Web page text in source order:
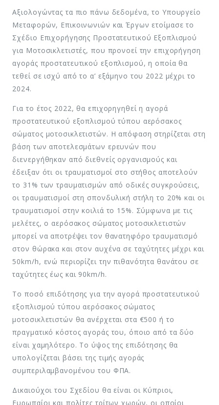
Αξιολογώντας τα πιο πάνω δεδομένα, το Υπουργείο
Μεταφορών, Επικοινωνιών και Έργων ετοίμασε το
Σχέδιο Επιχορήγησης Προστατευτικού Εξοπλισμού
για Μοτοσικλετιστές, που προνοεί την επιχορήγηση
αγοράς προστατευτικού εξοπλισμού, η οποία θα
τεθεί σε ισχύ από το α’ εξάμηνο του 2022 μέχρι το
2024.
Για το έτος 2022, θα επιχορηγηθεί η αγορά
προστατευτικού εξοπλισμού τύπου αερόσακος
σώματος μοτοσικλετιστών. Η απόφαση στηρίζεται στη
βάση των αποτελεσμάτων ερευνών που
διενεργήθηκαν από διεθνείς οργανισμούς και
έδειξαν ότι οι τραυματισμοί στο στήθος αποτελούν
το 31% των τραυματισμών από οδικές συγκρούσεις,
οι τραυματισμοί στη σπονδυλική στήλη το 20% και οι
τραυματισμοί στην κοιλιά το 15%. Σύμφωνα με τις
μελέτες, ο αερόσακος σώματος μοτοσικλετιστών
μπορεί να αποτρέψει τον θανατηφόρο τραυματισμό
στον θώρακα και στον αυχένα σε ταχύτητες μέχρι και
50km/h, ενώ περιορίζει την πιθανότητα θανάτου σε
ταχύτητες έως και 90km/h.
Το ποσό επιδότησης για την αγορά προστατευτικού
εξοπλισμού τύπου αερόσακος σώματος
μοτοσικλετιστών θα ανέρχεται στα €500 ή το
πραγματικό κόστος αγοράς του, όποιο από τα δύο
είναι χαμηλότερο. Το ύψος της επιδότησης θα
υπολογίζεται βάσει της τιμής αγοράς
συμπεριλαμβανομένου του ΦΠΑ.
Δικαιούχοι του Σχεδίου θα είναι οι Κύπριοι,
Ευρωπαίοι και πολίτες τρίτων χωρών, οι οποίοι